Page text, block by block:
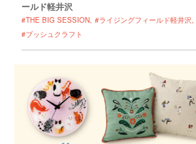
ールド軽井沢
#THE BIG SESSION #ライジングフィールド軽井沢
#ブッシュクラフト